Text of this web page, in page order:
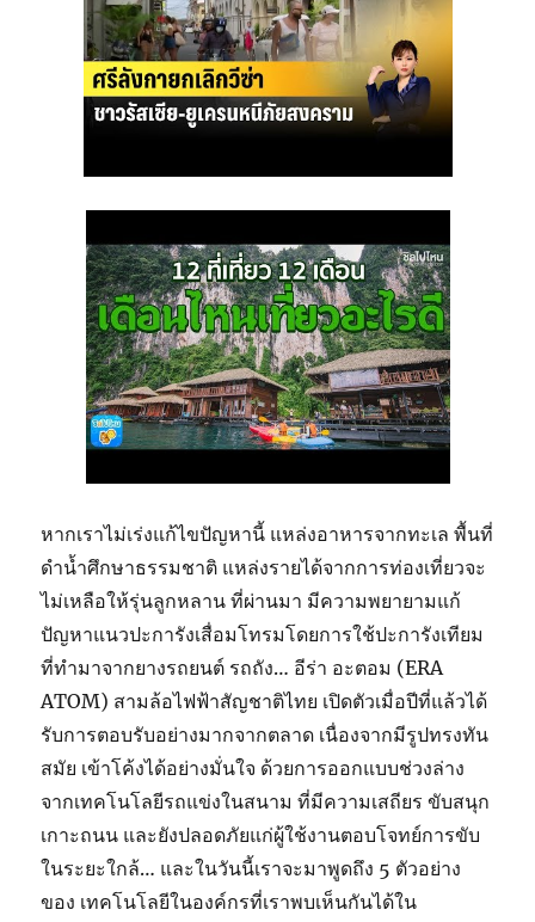
หากเราไม่เร่งแก้ไขปัญหานี้ แหล่งอาหารจากทะเล พื้นที่
ดำน้ำศึกษาธรรมชาติ แหล่งรายได้จากการท่องเที่ยวจะ
ไม่เหลือให้รุ่นลูกหลาน ที่ผ่านมา มีความพยายามแก้
ปัญหาแนวปะการังเสื่อมโทรมโดยการใช้ปะการังเทียม
ที่ทำมาจากยางรถยนต์ รถถัง… อีร่า อะตอม (ERA
ATOM) สามล้อไฟฟ้าสัญชาติไทย เปิดตัวเมื่อปีที่แล้วได้
รับการตอบรับอย่างมากจากตลาด เนื่องจากมีรูปทรงทัน
สมัย เข้าโค้งได้อย่างมั่นใจ ด้วยการออกแบบช่วงล่าง
จากเทคโนโลยีรถแข่งในสนาม ที่มีความเสถียร ขับสนุก
เกาะถนน และยังปลอดภัยแก่ผู้ใช้งานตอบโจทย์การขับ
ในระยะใกล้… และในวันนี้เราจะมาพูดถึง 5 ตัวอย่าง
ของ เทคโนโลยีในองค์กรที่เราพบเห็นกันได้ใน